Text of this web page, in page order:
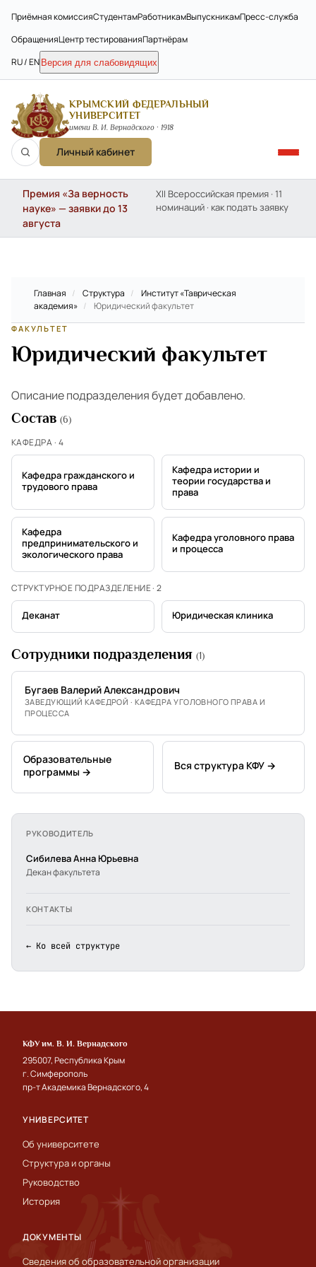
Приёмная комиссияСтудентамРаботникамВыпускникамПресс-служба
ОбращенияЦентр тестированияПартнёрам
RU / EN Версия для слабовидящих
КРЫМСКИЙ ФЕДЕРАЛЬНЫЙ
УНИВЕРСИТЕТ
имени В. И. Вернадского · 1918
Личный кабинет
Премия «За верность
науке» — заявки до 13
августа
XII Всероссийская премия · 11
номинаций · как подать заявку
Главная / Структура /
Институт «Таврическая
академия» / Юридический факультет
ФАКУЛЬТЕТ
Юридический факультет
Описание подразделения будет добавлено.
Состав (6)
КАФЕДРА · 4
Кафедра гражданского и
трудового права
Кафедра истории и
теории государства и
права
Кафедра
предпринимательского и
экологического права
Кафедра уголовного права
и процесса
СТРУКТУРНОЕ ПОДРАЗДЕЛЕНИЕ · 2
Деканат Юридическая клиника
Сотрудники подразделения (1)
Бугаев Валерий Александрович
ЗАВЕДУЮЩИЙ КАФЕДРОЙ · КАФЕДРА УГОЛОВНОГО ПРАВА И
ПРОЦЕССА
Образовательные
программы →
Вся структура КФУ →
РУКОВОДИТЕЛЬ
Сибилева Анна Юрьевна
Декан факультета
КОНТАКТЫ
← Ко всей структуре
КФУ им. В. И. Вернадского
295007, Республика Крым
г. Симферополь
пр-т Академика Вернадского, 4
УНИВЕРСИТЕТ
Об университете
Структура и органы
Руководство
История
ДОКУМЕНТЫ
Сведения об образовательной организации